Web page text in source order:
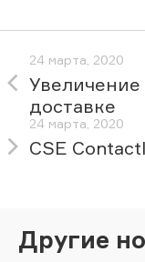
24 марта, 2020
доставке
24 марта, 2020
CSE
Другие